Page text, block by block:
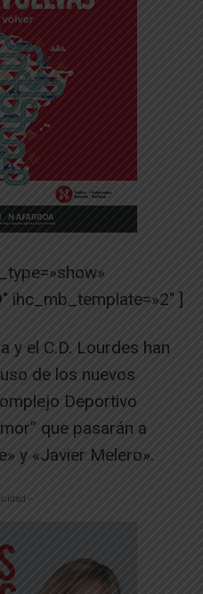
ihc_mb_template=»2″ ]
y el C.D. Lourdes han
de los nuevos
Deportivo
que pasarán a
y «Javier Melero».
--